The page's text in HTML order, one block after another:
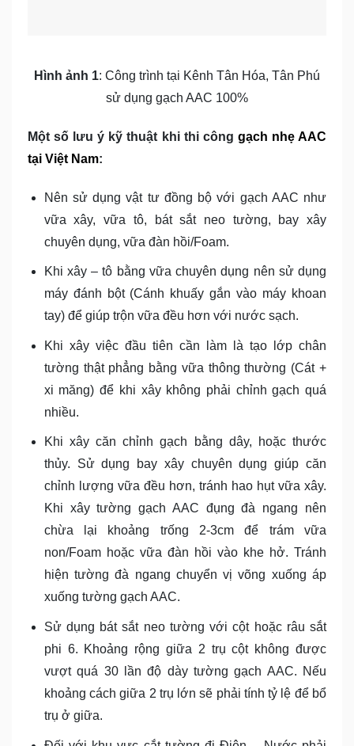
Hình ảnh 1: Công trình tại Kênh Tân Hóa, Tân Phú
sử dụng gạch AAC 100%
Một số lưu ý kỹ thuật khi thi công gạch nhẹ AAC
tại Việt Nam:
Nên sử dụng vật tư đồng bộ với gạch AAC như
vữa xây, vữa tô, bát sắt neo tường, bay xây
chuyên dụng, vữa đàn hồi/Foam.
Khi xây – tô bằng vữa chuyên dụng nên sử dụng
máy đánh bột (Cánh khuấy gắn vào máy khoan
tay) để giúp trộn vữa đều hơn với nước sạch.
Khi xây việc đầu tiên cần làm là tạo lớp chân
tường thật phẳng bằng vữa thông thường (Cát +
xi măng) để khi xây không phải chỉnh gạch quá
nhiều.
Khi xây căn chỉnh gạch bằng dây, hoặc thước
thủy. Sử dụng bay xây chuyên dụng giúp căn
chỉnh lượng vữa đều hơn, tránh hao hụt vữa xây.
Khi xây tường gạch AAC đụng đà ngang nên
chừa lại khoảng trống 2-3cm để trám vữa
non/Foam hoặc vữa đàn hồi vào khe hở. Tránh
hiện tường đà ngang chuyển vị võng xuống áp
xuống tường gạch AAC.
Sử dụng bát sắt neo tường với cột hoặc râu sắt
phi 6. Khoảng rộng giữa 2 trụ cột không được
vượt quá 30 lần độ dày tường gạch AAC. Nếu
khoảng cách giữa 2 trụ lớn sẽ phải tính tỷ lệ để bổ
trụ ở giữa.